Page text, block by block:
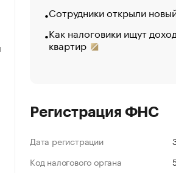
Сотрудники открыли
Как налоговики ищут
квартир
Регистрация ФНС
Дата регистрации
Код налогового органа